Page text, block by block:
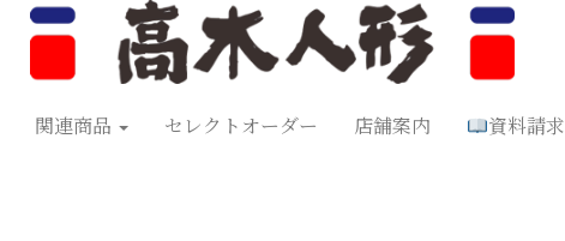
お正月飾り お祝い品 セレクトオーダー
関連商品 セレクトオーダー 店舗案内 資料請求